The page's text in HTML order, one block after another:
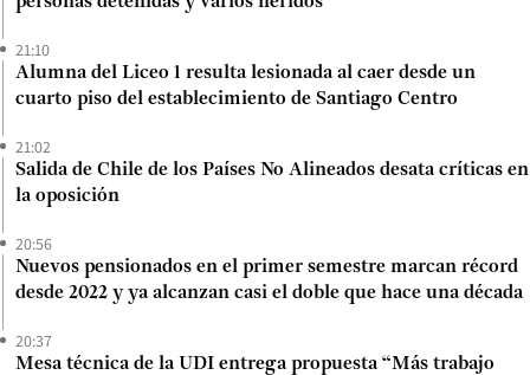
21:10
Alumna del Liceo 1 resulta lesionada al caer desde un
cuarto piso del establecimiento de Santiago Centro
21:02
Salida de Chile de los Países No Alineados desata críticas en
la oposición
20:56
Nuevos pensionados en el primer semestre marcan récord
desde 2022 y ya alcanzan casi el doble que hace una década
20:37
Mesa técnica de la UDI entrega propuesta “Más trabajo